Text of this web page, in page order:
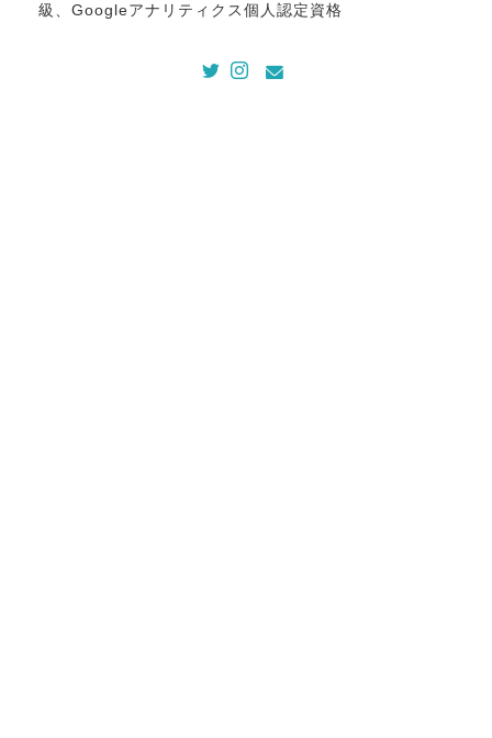
級、Googleアナリティクス個人認定資格